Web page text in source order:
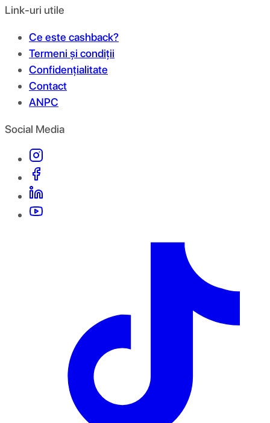
Link-uri utile
Ce este cashback?
Termeni și condiții
Confidențialitate
Contact
ANPC
Social Media